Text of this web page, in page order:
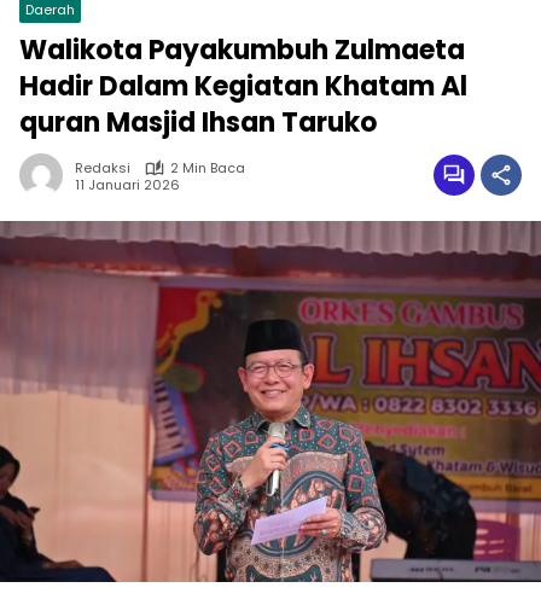
Daerah
Walikota Payakumbuh Zulmaeta
Hadir Dalam Kegiatan Khatam Al
quran Masjid Ihsan Taruko
Redaksi
2 Min Baca
11 Januari 2026